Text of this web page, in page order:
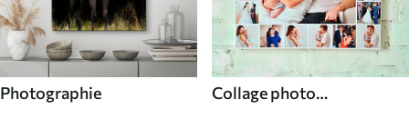
Photographie
Collage photo